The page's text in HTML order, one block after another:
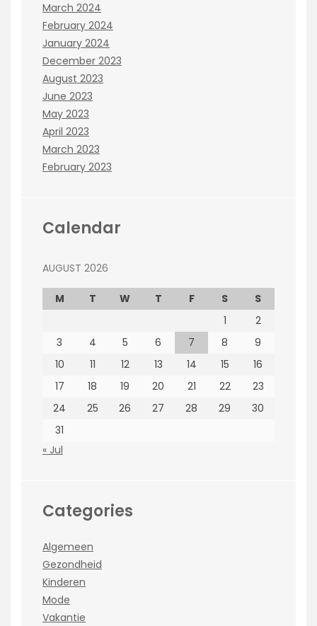
March 2024
February 2024
January 2024
December 2023
August 2023
June 2023
May 2023
April 2023
March 2023
February 2023
Calendar
AUGUST 2026
M T W T F S
S
1
2
3
4 5 6 7 8
9
10
11 12 13 14 15
16
17
18 19 20 21 22
23
24
25 26 27 28 29
30
31
« Jul
Categories
Algemeen
Gezondheid
Kinderen
Mode
Vakantie